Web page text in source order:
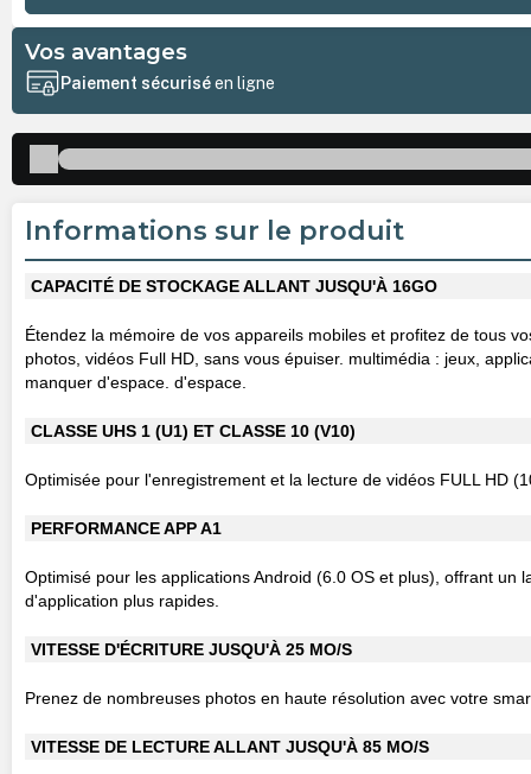
Vos avantages
Paiement sécuriséen ligne
Informations sur le produit
CAPACITÉ DE STOCKAGE ALLANT JUSQU'À 16GO
Étendez la mémoire de vos appareils mobiles et profitez de tous
photos, vidéos Full HD, sans vous épuiser. multimédia : jeux,
manquer d'espace. d'espace.
CLASSE UHS 1 (U1) ET CLASSE 10 (V10)
Optimisée pour l'enregistrement et la lecture de vidéos FULL HD
PERFORMANCE APP A1
Optimisé pour les applications Android (6.0 OS et plus), offrant un
d'application plus rapides.
VITESSE D'ÉCRITURE JUSQU'À 25 MO/S
Prenez de nombreuses photos en haute résolution avec votre
VITESSE DE LECTURE ALLANT JUSQU'À 85 MO/S